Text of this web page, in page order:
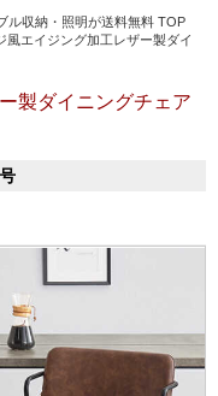
ル収納・照明が送料無料 TOP
風エイジング加工レザー製ダイ
製ダイニングチェア